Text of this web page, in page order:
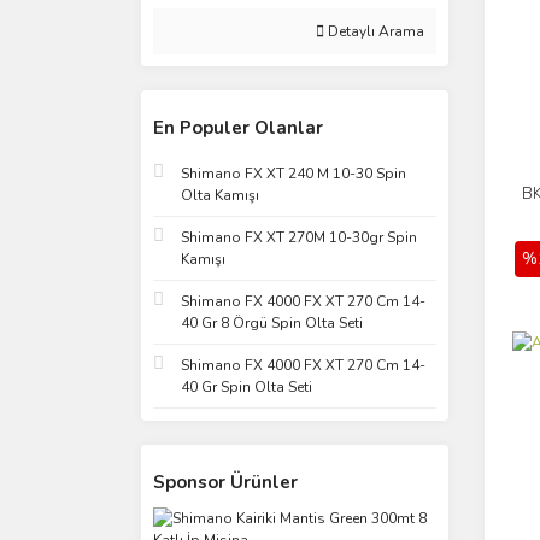
No:3/0 (2)
S (2)
0,5 GR (1)
0.8gr (1)
1 Gr - 6 Numara (1)
1,2 gr (1)
1.4gr (1)
1.5 GR (1)
Detaylı Arama
En Populer Olanlar
Shimano FX XT 240 M 10-30 Spin
Olta Kamışı
Shimano FX XT 270M 10-30gr Spin
Kamışı
Shimano FX 4000 FX XT 270 Cm 14-
40 Gr 8 Örgü Spin Olta Seti
Shimano FX 4000 FX XT 270 Cm 14-
40 Gr Spin Olta Seti
Sponsor Ürünler